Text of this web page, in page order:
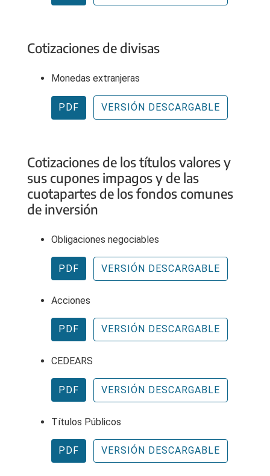
Cotizaciones de divisas
Monedas extranjeras
PDF VERSIÓN DESCARGABLE
Cotizaciones de los títulos valores y
sus cupones impagos y de las
cuotapartes de los fondos comunes
de inversión
Obligaciones negociables
PDF VERSIÓN DESCARGABLE
Acciones
PDF VERSIÓN DESCARGABLE
CEDEARS
PDF VERSIÓN DESCARGABLE
Títulos Públicos
PDF VERSIÓN DESCARGABLE